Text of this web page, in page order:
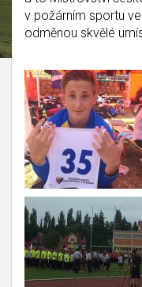
v požárním sportu
odměnou skvělé